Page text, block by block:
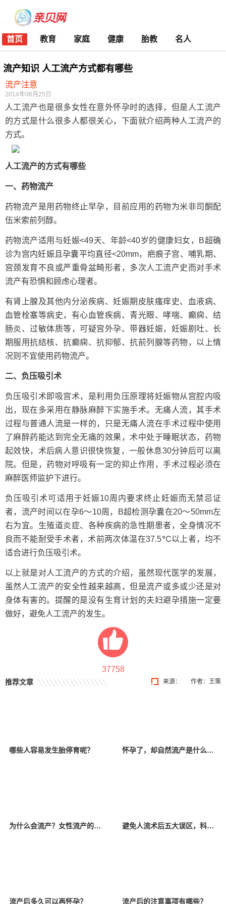
首页 教育 家庭 健康 胎教 名人
流产知识 人工流产方式都有哪些
流产注意
2014年06月25日
人工流产也是很多女性在意外怀孕时的选择，但是人工流产
的方式是什么很多人都很关心，下面就介绍两种人工流产的
方式。
人工流产的方式有哪些
一、药物流产
药物流产是用药物终止早孕，目前应用的药物为米非司酮配
伍米索前列醇。
药物流产适用与妊娠<49天、年龄<40岁的健康妇女，B超确
诊为宫内妊娠且孕囊平均直径<20mm，疤痕子宫、哺乳期、
宫颈发育不良或严重骨盆畸形者，多次人工流产史而对手术
流产有恐惧和顾虑心理者。
有肾上腺及其他内分泌疾病、妊娠期皮肤瘙痒史、血液病、
血管栓塞等病史，有心血管疾病、青光眼、哮喘、癫痫、结
肠炎、过敏体质等，可疑宫外孕、带器妊娠，妊娠剧吐、长
期服用抗结核、抗癫痫、抗抑郁、抗前列腺等药物，以上情
况则不宜使用药物流产。
二、负压吸引术
负压吸引术即吸宫术，是利用负压原理将妊娠物从宫腔内吸
出，现在多采用在静脉麻醉下实施手术。无痛人流，其手术
过程与普通人流是一样的，只是无痛人流在手术过程中使用
了麻醉药能达到完全无痛的效果，术中处于睡眠状态，药物
起效快，术后病人意识很快恢复，一般休息30分钟后可以离
院。但是，药物对呼吸有一定的抑止作用，手术过程必须在
麻醉医师监护下进行。
负压吸引术可适用于妊娠10周内要求终止妊娠而无禁忌证
者，流产时间以在孕6～10周，B超检测孕囊在20～50mm左
右为宜。生殖道炎症、各种疾病的急性期患者，全身情况不
良而不能耐受手术者，术前两次体温在37.5℃以上者，均不
适合进行负压吸引术。
以上就是对人工流产的方式的介绍，虽然现代医学的发展，
虽然人工流产的安全性越来越高，但是流产或多或少还是对
身体有害的。提醒的是没有生育计划的夫妇避孕措施一定要
做好，避免人工流产的发生。
37758
来源： 作者：王策
推荐文章
哪些人容易发生胎停育呢？ 怀孕了，却自然流产是什么原因？
为什么会流产？女性流产的原因你都了解吗？ 避免人流术后五大误区，科学坐“小月”
流产后多久可以再怀孕？ 流产后的注意事项有哪些？